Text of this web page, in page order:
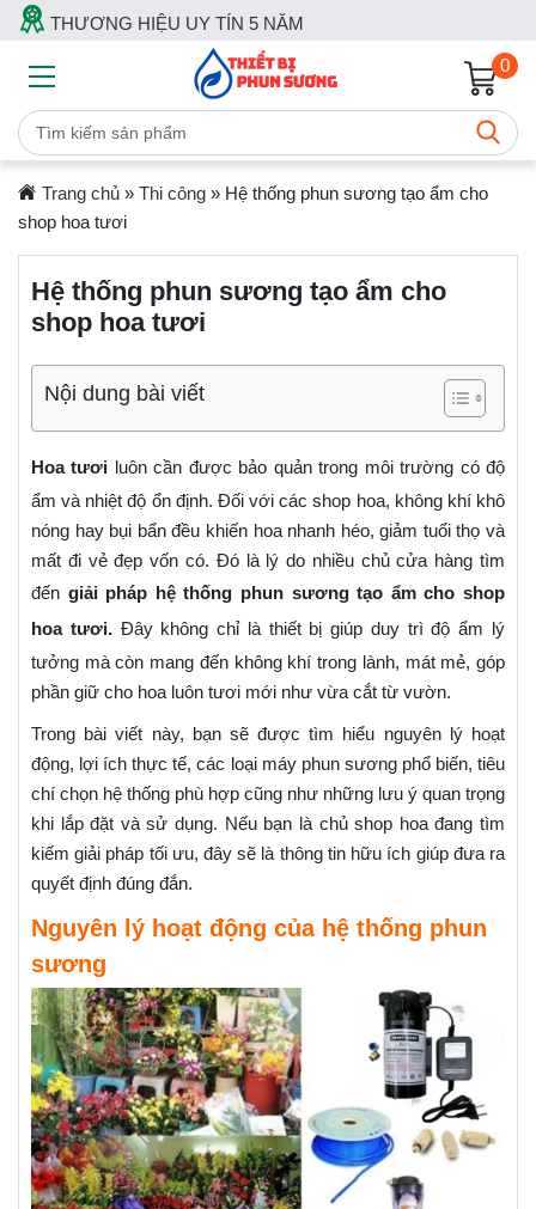
THƯƠNG HIỆU UY TÍN 5 NĂM
0
Trang chủ» Thi công» Hệ thống phun sương tạo ẩm cho
shop hoa tươi
Hệ thống phun sương tạo ẩm cho
shop hoa tươi
Nội dung bài viết
Hoa tươi luôn cần được bảo quản trong môi trường có độ
ẩm và nhiệt độ ổn định. Đối với các shop hoa, không khí khô
nóng hay bụi bẩn đều khiến hoa nhanh héo, giảm tuổi thọ và
mất đi vẻ đẹp vốn có. Đó là lý do nhiều chủ cửa hàng tìm
đến giải pháp hệ thống phun sương tạo ẩm cho shop
hoa tươi.Đây không chỉ là thiết bị giúp duy trì độ ẩm lý
tưởng mà còn mang đến không khí trong lành, mát mẻ, góp
phần giữ cho hoa luôn tươi mới như vừa cắt từ vườn.
Trong bài viết này, bạn sẽ được tìm hiểu nguyên lý hoạt
động, lợi ích thực tế, các loại máy phun sương phổ biến, tiêu
chí chọn hệ thống phù hợp cũng như những lưu ý quan trọng
khi lắp đặt và sử dụng. Nếu bạn là chủ shop hoa đang tìm
kiếm giải pháp tối ưu, đây sẽ là thông tin hữu ích giúp đưa ra
quyết định đúng đắn.
Nguyên lý hoạt động của hệ thống phun
sương